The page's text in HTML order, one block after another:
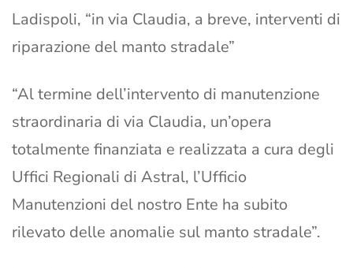
Ladispoli, “in via Claudia, a breve, interventi di
riparazione del manto stradale”
“Al termine dell’intervento di manutenzione
straordinaria di via Claudia, un’opera
totalmente finanziata e realizzata a cura degli
Uffici Regionali di Astral, l’Ufficio
Manutenzioni del nostro Ente ha subito
rilevato delle anomalie sul manto stradale”.